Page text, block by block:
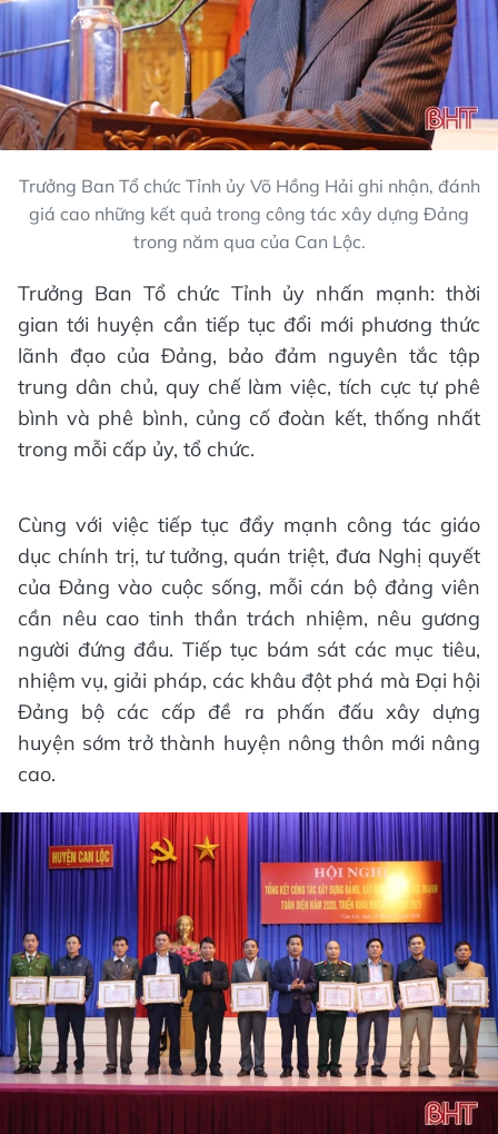
Trưởng Ban Tổ chức Tỉnh ủy Võ Hồng Hải ghi nhận, đánh
giá cao những kết quả trong công tác xây dựng Đảng
trong năm qua của Can Lộc.
Trưởng Ban Tổ chức Tỉnh ủy nhấn mạnh: thời
gian tới huyện cần tiếp tục đổi mới phương thức
lãnh đạo của Đảng, bảo đảm nguyên tắc tập
trung dân chủ, quy chế làm việc, tích cực tự phê
bình và phê bình, củng cố đoàn kết, thống nhất
trong mỗi cấp ủy, tổ chức.
Cùng với việc tiếp tục đẩy mạnh công tác giáo
dục chính trị, tư tưởng, quán triệt, đưa Nghị quyết
của Đảng vào cuộc sống, mỗi cán bộ đảng viên
cần nêu cao tinh thần trách nhiệm, nêu gương
người đứng đầu. Tiếp tục bám sát các mục tiêu,
nhiệm vụ, giải pháp, các khâu đột phá mà Đại hội
Đảng bộ các cấp đề ra phấn đấu xây dựng
huyện sớm trở thành huyện nông thôn mới nâng
cao.